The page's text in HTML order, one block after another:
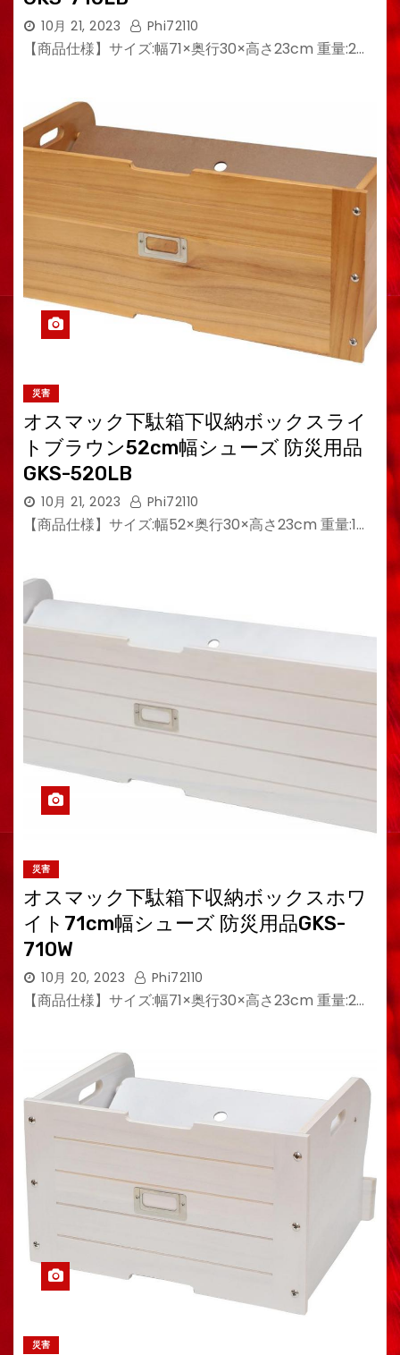
10月 21, 2023 Phi72110
【商品仕様】サイズ:幅71×奥行30×高さ23cm 重量:2…
災害
オスマック下駄箱下収納ボックスライ
トブラウン52cm幅シューズ 防災用品
GKS-520LB
10月 21, 2023 Phi72110
【商品仕様】サイズ:幅52×奥行30×高さ23cm 重量:1…
災害
オスマック下駄箱下収納ボックスホワ
イト71cm幅シューズ 防災用品GKS-
710W
10月 20, 2023 Phi72110
【商品仕様】サイズ:幅71×奥行30×高さ23cm 重量:2…
災害